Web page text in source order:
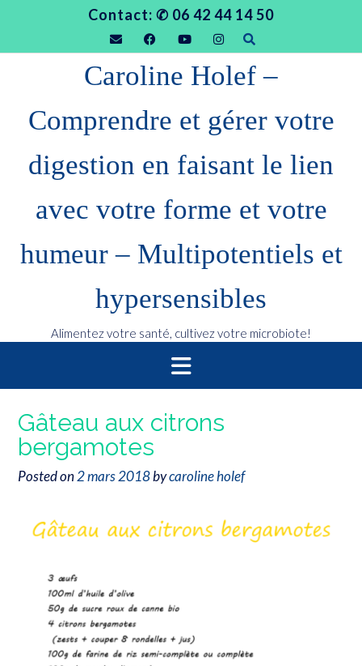
Contact: ✆ 06 42 44 14 50
Caroline Holef –
Comprendre et gérer votre
digestion en faisant le lien
avec votre forme et votre
humeur – Multipotentiels et
hypersensibles
Alimentez votre santé, cultivez votre microbiote!
Gâteau aux citrons
bergamotes
Posted on2 mars 2018bycaroline holef